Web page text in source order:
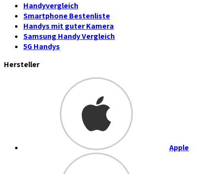
Handyvergleich
Smartphone Bestenliste
Handys mit guter Kamera
Samsung Handy Vergleich
5G Handys
Hersteller
Apple